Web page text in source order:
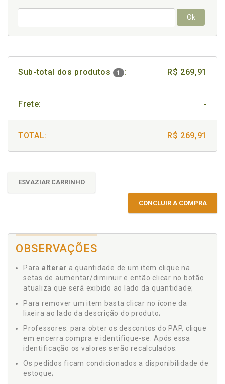
Ok
Sub-total dos produtos 1 : R$ 269,91
Frete: -
TOTAL: R$ 269,91
ESVAZIAR CARRINHO
CONCLUIR A COMPRA
OBSERVAÇÕES
Para alterar a quantidade de um item clique na
setas de aumentar/diminuir e então clicar no botão
atualiza que será exibido ao lado da quantidade;
Para remover um item basta clicar no ícone da
lixeira ao lado da descrição do produto;
Professores: para obter os descontos do PAP, clique
em encerra compra e identifique-se. Após essa
identificação os valores serão recalculados.
Os pedidos ficam condicionados a disponibilidade de
estoque;